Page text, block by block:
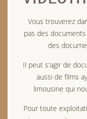
Vous trouverez
pas des
des
Il peut s'agir de
aussi de films
limousine qui
Pour toute